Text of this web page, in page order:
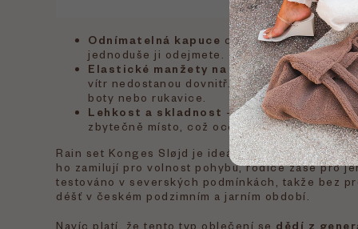
Odnímatelná kapuce chrání v dešti a
jednoduše ji odejmete.
Elastické manžety na rukávech a
vítr nedostanou dovnitř. Zároveň umožňují
boty nebo rukavice.
Lehkost a skladnost – set se snadno složí
zbytečně místo, což oceníte při cestování i
Rain set Konges Sløjd je ideálnído školky, na
ho zamilují pro volnost pohybu, rodiče zase pro
testováno v severských podmínkách, takže bez
déšť v českém podzimním a jarním období.
Navíc platí, že tento typ oblečení se dědí z